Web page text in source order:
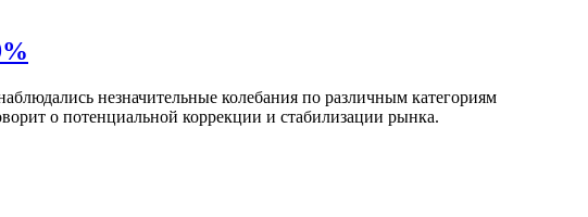
незначительные колебания по различным категориям
о потенциальной коррекции и стабилизации рынка.